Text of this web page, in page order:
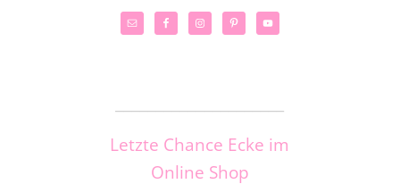
Letzte Chance Ecke im
Online Shop